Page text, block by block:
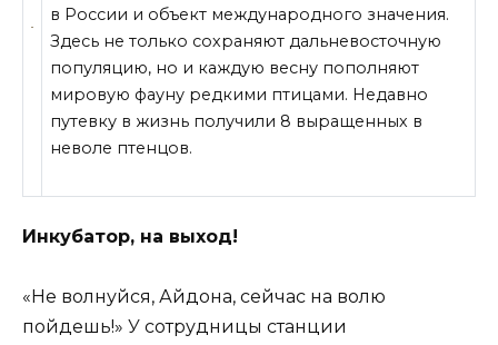
в России и объект международного значения.
Здесь не только сохраняют дальневосточную
популяцию, но и каждую весну пополняют
мировую фауну редкими птицами. Недавно
путевку в жизнь получили 8 выращенных в
неволе птенцов.
Инкубатор, на выход!
«Не волнуйся, Айдона, сейчас на волю
пойдешь!» У сотрудницы станции